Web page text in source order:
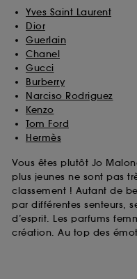
Yves Saint Laurent
Dior
Guerlain
Chanel
Gucci
Burberry
Narciso Rodriguez
Kenzo
Tom Ford
Hermès
Vous êtes plutôt Jo
plus jeunes ne sont pas
classement ! Autant de
par différentes senteurs,
d’esprit. Les parfums
création. Au top des